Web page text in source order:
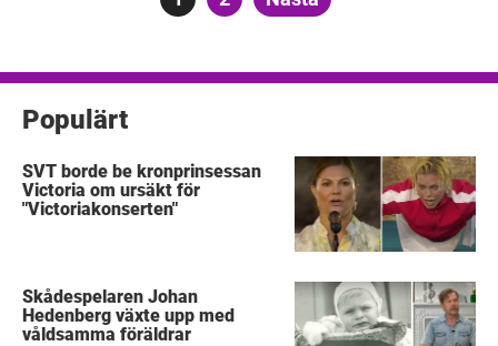
Populärt
SVT borde be kronprinsessan
Victoria om ursäkt för
"Victoriakonserten"
Skådespelaren Johan
Hedenberg växte upp med
våldsamma föräldrar